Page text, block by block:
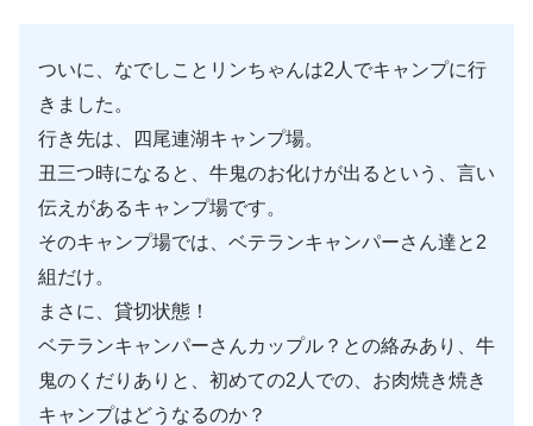
ついに、なでしことリンちゃんは2人でキャンプに行
きました。
行き先は、四尾連湖キャンプ場。
丑三つ時になると、牛鬼のお化けが出るという、言い
伝えがあるキャンプ場です。
そのキャンプ場では、ベテランキャンパーさん達と2
組だけ。
まさに、貸切状態！
ベテランキャンパーさんカップル？との絡みあり、牛
鬼のくだりありと、初めての2人での、お肉焼き焼き
キャンプはどうなるのか？